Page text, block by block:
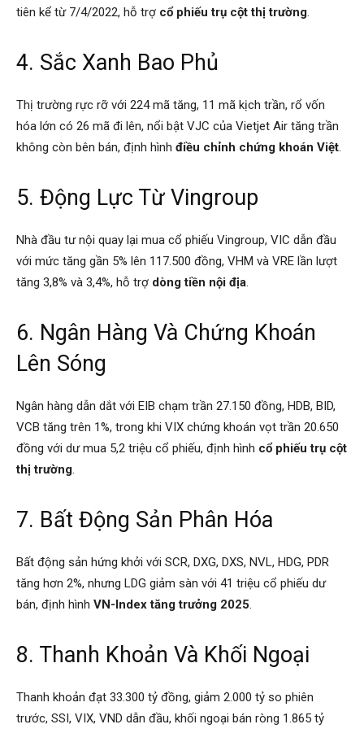
tiên kể từ 7/4/2022, hỗ trợ cổ phiếu trụ cột thị trường.
4. Sắc Xanh Bao Phủ
Thị trường rực rỡ với 224 mã tăng, 11 mã kịch trần, rổ vốn
hóa lớn có 26 mã đi lên, nổi bật VJC của Vietjet Air tăng trần
không còn bên bán, định hình điều chỉnh chứng khoán Việt.
5. Động Lực Từ Vingroup
Nhà đầu tư nội quay lại mua cổ phiếu Vingroup, VIC dẫn đầu
với mức tăng gần 5% lên 117.500 đồng, VHM và VRE lần lượt
tăng 3,8% và 3,4%, hỗ trợ dòng tiền nội địa.
6. Ngân Hàng Và Chứng Khoán
Lên Sóng
Ngân hàng dẫn dắt với EIB chạm trần 27.150 đồng, HDB, BID,
VCB tăng trên 1%, trong khi VIX chứng khoán vọt trần 20.650
đồng với dư mua 5,2 triệu cổ phiếu, định hình cổ phiếu trụ cột
thị trường.
7. Bất Động Sản Phân Hóa
Bất động sản hứng khởi với SCR, DXG, DXS, NVL, HDG, PDR
tăng hơn 2%, nhưng LDG giảm sàn với 41 triệu cổ phiếu dư
bán, định hình VN-Index tăng trưởng 2025.
8. Thanh Khoản Và Khối Ngoại
Thanh khoản đạt 33.300 tỷ đồng, giảm 2.000 tỷ so phiên
trước, SSI, VIX, VND dẫn đầu, khối ngoại bán ròng 1.865 tỷ